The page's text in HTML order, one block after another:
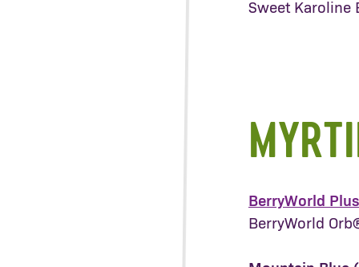
Sweet Karoline
BerryWorld
BerryWorld